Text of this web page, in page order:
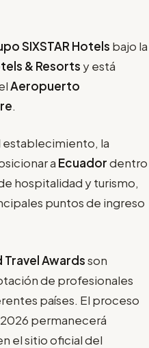
SIXSTAR Hotels bajo la
& Resorts y está
Aeropuerto
.
establecimiento, la
a Ecuadordentro
hospitalidad y turismo,
puntos de ingreso
Travel Awardsson
de profesionales
países. El proceso
permanecerá
el sitio oficial del